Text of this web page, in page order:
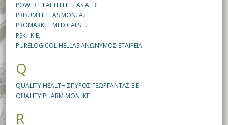
POWER HEALTH HELLAS AEBE
PRISUM HELLAS MON. A.E
PROMARKET MEDICALS E.E
PSK Ι.Κ.Ε.
PURELOGICOL HELLAS ΑΝΩΝΥΜΟΣ ΕΤΑΙΡΕΙΑ
Q
QUALITY HEALTH ΣΠΥΡΟΣ ΓΕΩΡΓΑΝΤΑΣ Ε.Ε
QUALITY PHARM ΜΟΝ ΙΚΕ
R